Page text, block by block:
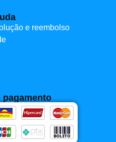
e reembolso
pagamento